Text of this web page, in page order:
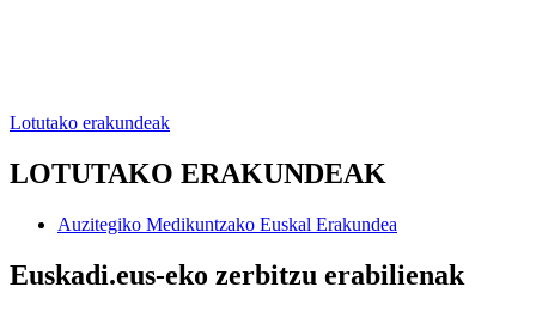
Lotutako erakundeak
LOTUTAKO ERAKUNDEAK
Auzitegiko Medikuntzako Euskal Erakundea
Euskadi.eus-eko zerbitzu erabilienak